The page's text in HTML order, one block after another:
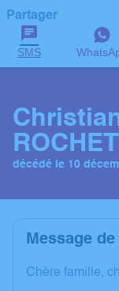
Partager
SMS
décédé le 10
Message
Chère famille,